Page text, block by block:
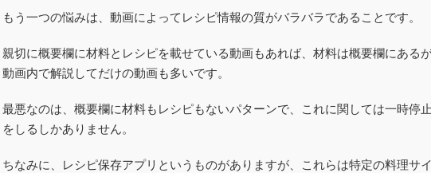
もう一つの悩みは、動画によってレシピ情報の質がバラバラであることです。
親切に概要欄に材料とレシピを載せている動画もあれば、材料は概要欄にある
動画内で解説してだけの動画も多いです。
最悪なのは、概要欄に材料もレシピもないパターンで、これに関しては一時停
をしるしかありません。
ちなみに、レシピ保存アプリというものがありますが、これらは特定の料理サ